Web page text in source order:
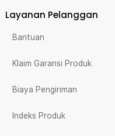
Layanan Pelanggan
Bantuan
Klaim Garansi Produk
Biaya Pengiriman
Indeks Produk